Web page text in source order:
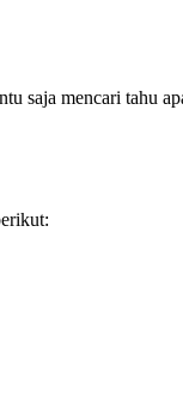
saja mencari tahu